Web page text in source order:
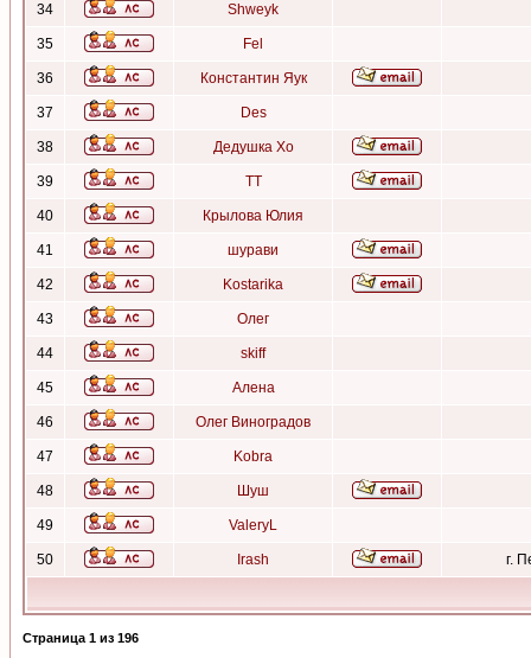
34 Shweyk
35 Fel
36 Константин Яук
37 Des
38 Дедушка Хо
39 ТТ
40 Крылова Юлия
41 шурави
42 Kostarika
43 Олег
44 skiff
45 Алена
46 Олег Виноградов
47 Kobra
48 Шуш
49 ValeryL
50 Irash г.
Страница 1 из 196